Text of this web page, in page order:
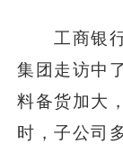
工商银行
集团走访中
料备货加大
时，子公司